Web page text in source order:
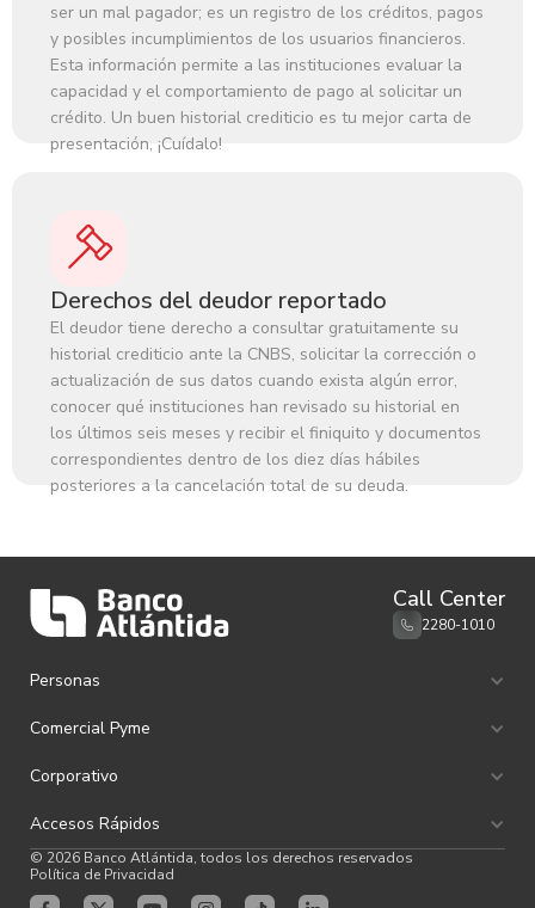
ser un mal pagador; es un registro de los créditos, pagos
y posibles incumplimientos de los usuarios financieros.
Esta información permite a las instituciones evaluar la
capacidad y el comportamiento de pago al solicitar un
crédito. Un buen historial crediticio es tu mejor carta de
presentación, ¡Cuídalo!
Derechos del deudor reportado
El deudor tiene derecho a consultar gratuitamente su
historial crediticio ante la CNBS, solicitar la corrección o
actualización de sus datos cuando exista algún error,
conocer qué instituciones han revisado su historial en
los últimos seis meses y recibir el finiquito y documentos
correspondientes dentro de los diez días hábiles
posteriores a la cancelación total de su deuda.
Call Center
2280-1010
Personas
Ahorro e Inversión
Canales de Atención
Tarjetas de Débito
Préstamos Atlántida
Bancaseguros
Asistencias Atlántida
Internacional
Banca Privada
Comercial Pyme
Ahorro e Inversión
Tarjetas de Crédito
Productos Crediticios
Productos Internacionales
Planes de Asistencia Pyme
Impulso a Emprendedores
Programa de Apoyo para Emprendedores
Corporativo
Ahorro e Inversión
Productos Cash Management
Productos Crediticios
Tarjetas Atlántida
Productos Internacionales
Accesos Rápidos
EFA
Ley FATCA
Conoce y Compara
© 2026 Banco Atlántida, todos los derechos reservados
Política de Privacidad